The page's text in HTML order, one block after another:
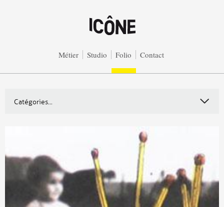
Métier Studio Folio Contact
Catégories...